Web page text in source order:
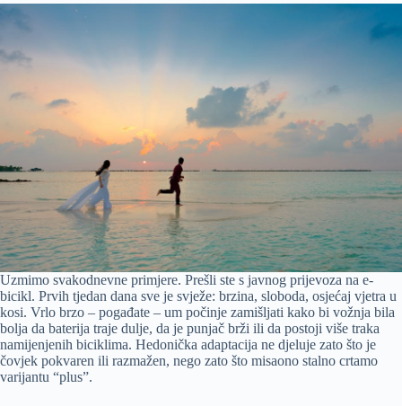
Uzmimo svakodnevne primjere. Prešli ste s javnog prijevoza na e-
bicikl. Prvih tjedan dana sve je svježe: brzina, sloboda, osjećaj vjetra u
kosi. Vrlo brzo – pogađate – um počinje zamišljati kako bi vožnja bila
bolja da baterija traje dulje, da je punjač brži ili da postoji više traka
namijenjenih biciklima. Hedonička adaptacija ne djeluje zato što je
čovjek pokvaren ili razmažen, nego zato što misaono stalno crtamo
varijantu “plus”.